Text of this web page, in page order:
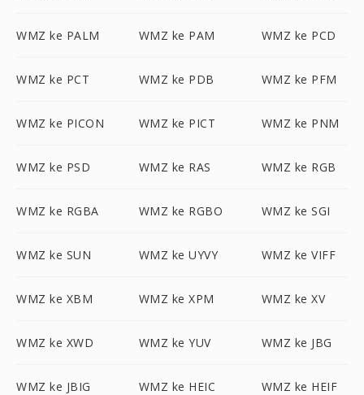
WMZ ke PALM WMZ ke PAM WMZ ke PCD
WMZ ke PCT WMZ ke PDB WMZ ke PFM
WMZ ke PICON WMZ ke PICT WMZ ke PNM
WMZ ke PSD WMZ ke RAS WMZ ke RGB
WMZ ke RGBA WMZ ke RGBO WMZ ke SGI
WMZ ke SUN WMZ ke UYVY WMZ ke VIFF
WMZ ke XBM WMZ ke XPM WMZ ke XV
WMZ ke XWD WMZ ke YUV WMZ ke JBG
WMZ ke JBIG WMZ ke HEIC WMZ ke HEIF